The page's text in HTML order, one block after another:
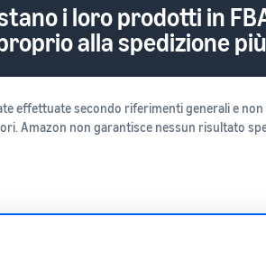
i loro prodotti in
alla spedizione
effettuate secondo riferimenti generali e
Amazon non garantisce nessun risultato